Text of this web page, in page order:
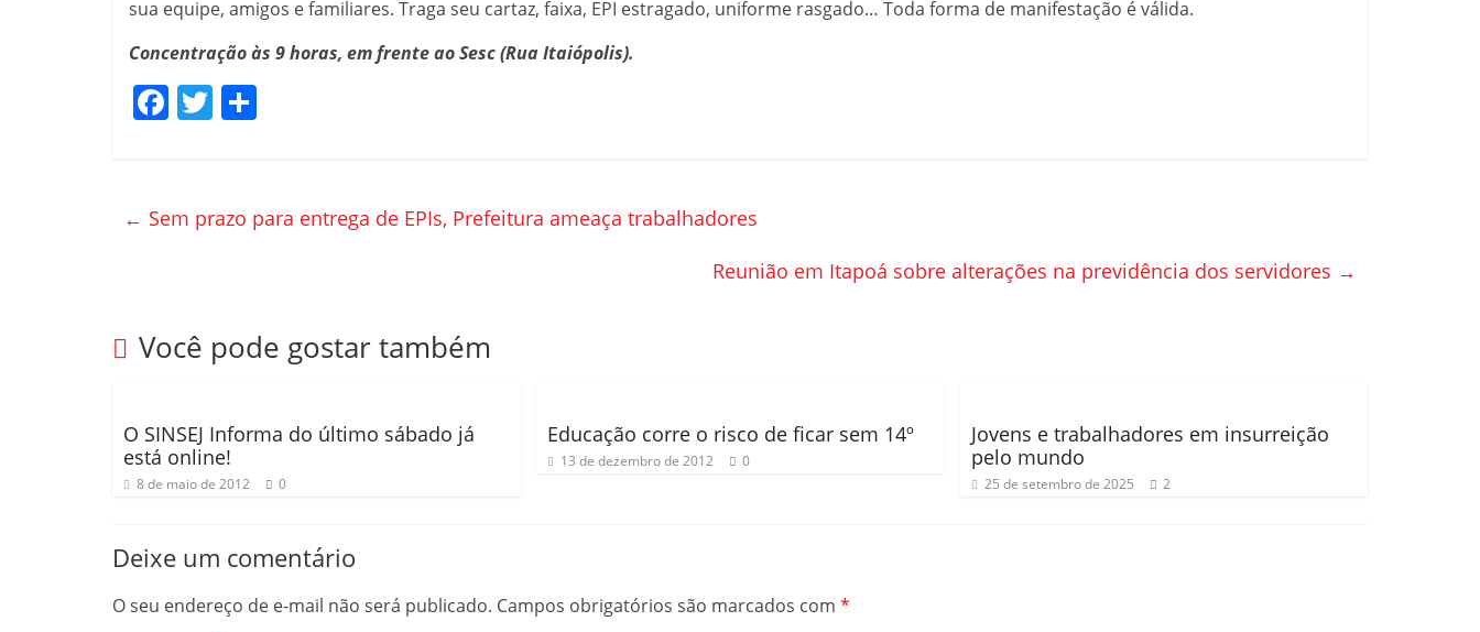
sua equipe, amigos e familiares. Traga seu cartaz, faixa, EPI estragado, uniforme rasgado… Toda forma de manifestação é válida.
Concentração às 9 horas, em frente ao Sesc (Rua Itaiópolis).
F
e
k
T
er p
ar
← Sem prazo para entrega de EPIs, Prefeitura ameaça trabalhadores
Reunião em Itapoá sobre alterações na previdência dos servidores →
Você pode gostar também
O SINSEJ Informa do último sábado já
está online!
8 de maio de 2012 0
Educação corre o risco de ficar sem 14º
13 de dezembro de 2012 0
Jovens e trabalhadores em insurreição
pelo mundo
25 de setembro de 2025 2
Deixe um comentário
O seu endereço de e-mail não será publicado. Campos obrigatórios são marcados com *